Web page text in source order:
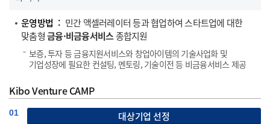
운영방법
민간 액셀러레이터 등과 협업하여 스타트업에 대한
맞춤형금융·비금융서비스종합지원
보증, 투자 등 금융지원서비스와 창업아이템의 기술사업화 및
기업성장에 필요한 컨설팅, 멘토링, 기술이전 등 비금융서비스 제공
Kibo Venture CAMP
01
대상기업 선정